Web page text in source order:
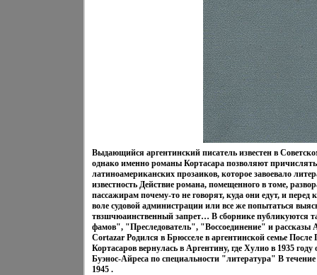
Выдающийся аргентинский писатель известен в
однако именно романы Кортасара позволяют
латиноамериканских прозаиков, которое завоевало
известность Действие романа, помещенного в томе,
пассажирам почему-то не говорят, куда они едут, и
воле судовой администрации или все же попытаться
твзшчюаинственный запрет… В сборнике публикуются
фамов", "Преследователь", "Воссоединение" и рассказы
Cortazar Родился в Брюсселе в аргентинской семье
Кортасаров вернулась в Аргентину, где Хулио в 1935
Буэнос-Айреса по специальности "литература" В
1945 .